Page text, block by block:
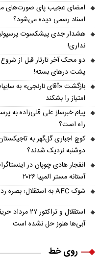
امضای عجیب پای صورت‌های
اسناد رسمی دیده می‌شود؟
هشدار جدی پیشکسوت
نداری!
دو محک آخر تارتار قبل از شروع
پشت درهای بسته!
بازگشت «آقای نارنجی» به
امتیاز را بشکند
پیام خبرساز علی قلی‌زاده به
راه است؟
کوچ اجباری گل‌گهر به
دوشنبه نزدیک شدند؟
انفجار هادی چوپان در
آستانه مستر المپیا ۲۰۲۶
شوک AFC به استقلال؛ بصره رد شد، آبی‌ها در آستانه کوچ به امارات؟
استقلال و
آبی‌ها هنوز حل نشده است
روی خط